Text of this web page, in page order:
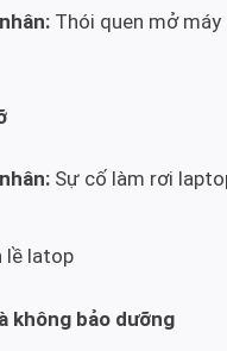
Thói quen mở máy
Sự cố làm rơi
lề latop
không bảo dưỡng